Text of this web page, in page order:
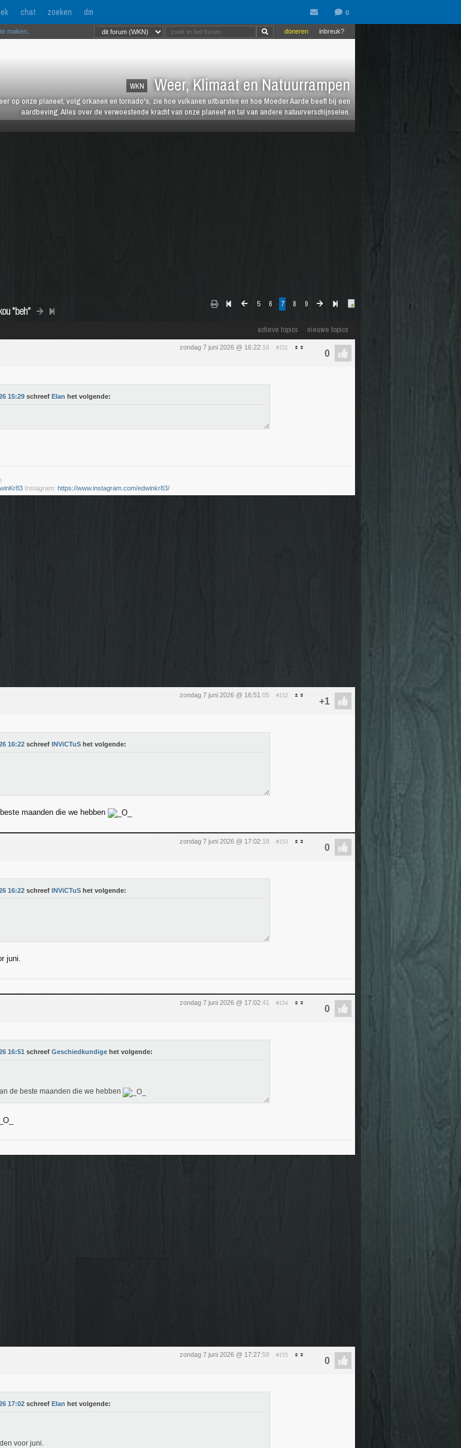
chat zoeken dm
WKN Weer, Klimaat en Natuurrampen
op onze planeet, volg orkanen en tornado's, zie hoe vulkanen uitbarsten en hoe Moeder Aarde beeft bij een
aardbeving. Alles over de verwoestende kracht van onze planeet en tal van andere natuurverschijnselen.
inbreuk?
doneren
maken
5 6 7 8 9
*beh*
actieve topics nieuwe topics
zondag 7 juni 2026 @ 16:22:16 #151
15:29 schreef Elan het volgende:
Instagram: https://www.instagram.com/edwinkr83/
zondag 7 juni 2026 @ 16:51 :05 #152
16:22 schreef INViCTuS het volgende:
maanden die we hebben
zondag 7 juni 2026 @ 17:02:18 #153
16:22 schreef INViCTuS het volgende:
juni.
zondag 7 juni 2026 @ 17:02:41 #154
16:51 schreef Geschiedkundige het volgende:
de beste maanden die we hebben
zondag 7 juni 2026 @ 17:27:58 #155
17:02 schreef Elan het volgende:
voor juni.